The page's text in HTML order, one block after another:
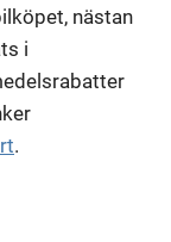
nästan
i
.